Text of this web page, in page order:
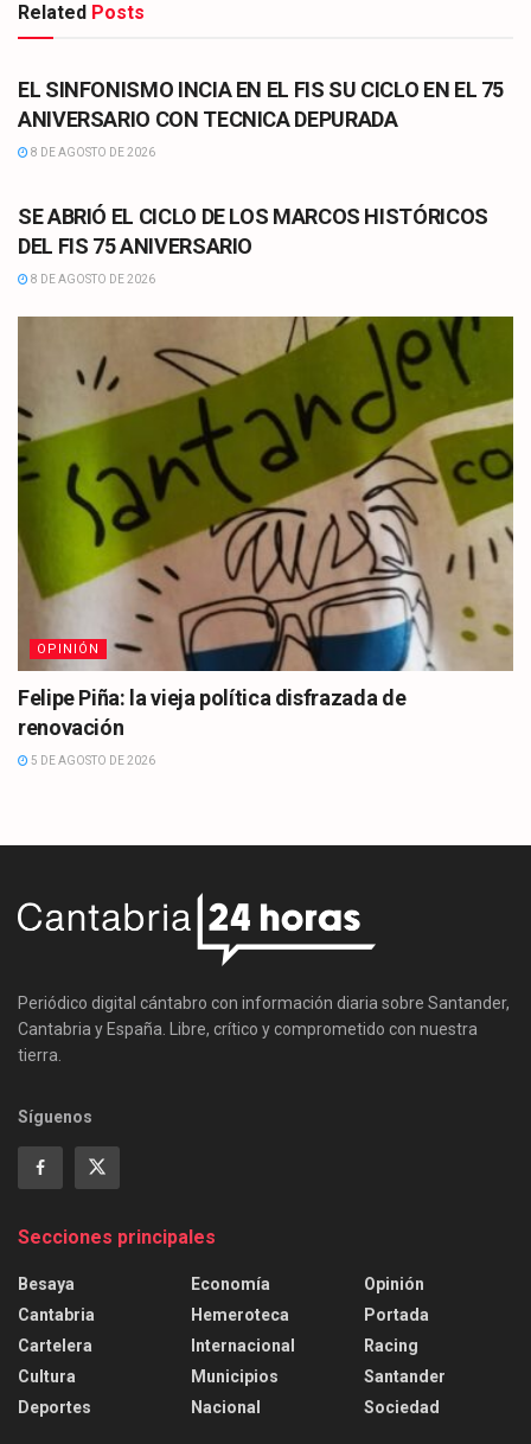
Related Posts
CULTURA
EL SINFONISMO INCIA EN EL FIS SU CICLO EN EL 75
ANIVERSARIO CON TECNICA DEPURADA
8 DE AGOSTO DE 2026
SE ABRIÓ EL CICLO DE LOS MARCOS HISTÓRICOS
DEL FIS 75 ANIVERSARIO
8 DE AGOSTO DE 2026
OPINIÓN
Felipe Piña: la vieja política disfrazada de
renovación
5 DE AGOSTO DE 2026
Periódico digital cántabro con información diaria sobre Santander,
Cantabria y España. Libre, crítico y comprometido con nuestra
tierra.
Síguenos
Secciones principales
Besaya
Cantabria
Cartelera
Cultura
Deportes
Economía
Hemeroteca
Internacional
Municipios
Nacional
Opinión
Portada
Racing
Santander
Sociedad